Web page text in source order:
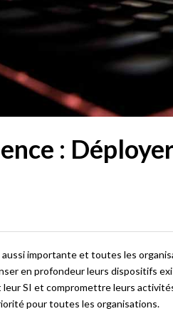
:
importante et toutes les
en profondeur leurs dispositifs
SI et compromettre leurs
pour toutes les organisations.